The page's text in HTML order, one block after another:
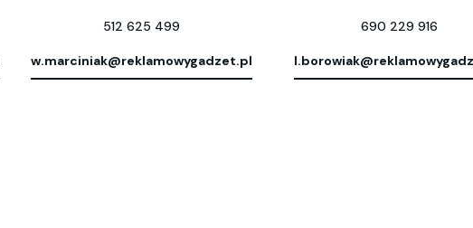
512 625 499
w.marciniak@reklamowygadzet.pl
690 229 916